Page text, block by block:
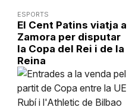
ESPORTS
El Cent Patins viatja a
Zamora per disputar
la Copa del Rei i de la
Reina